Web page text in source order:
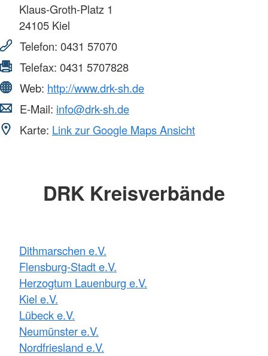
Klaus-Groth-Platz 1
24105 Kiel
Telefon: 0431 57070
Telefax: 0431 5707828
Web: http://www.drk-sh.de
E-Mail: info@drk-sh.de
Karte: Link zur Google Maps Ansicht
DRK Kreisverbände
Dithmarschen e.V.
Flensburg-Stadt e.V.
Herzogtum Lauenburg e.V.
Kiel e.V.
Lübeck e.V.
Neumünster e.V.
Nordfriesland e.V.